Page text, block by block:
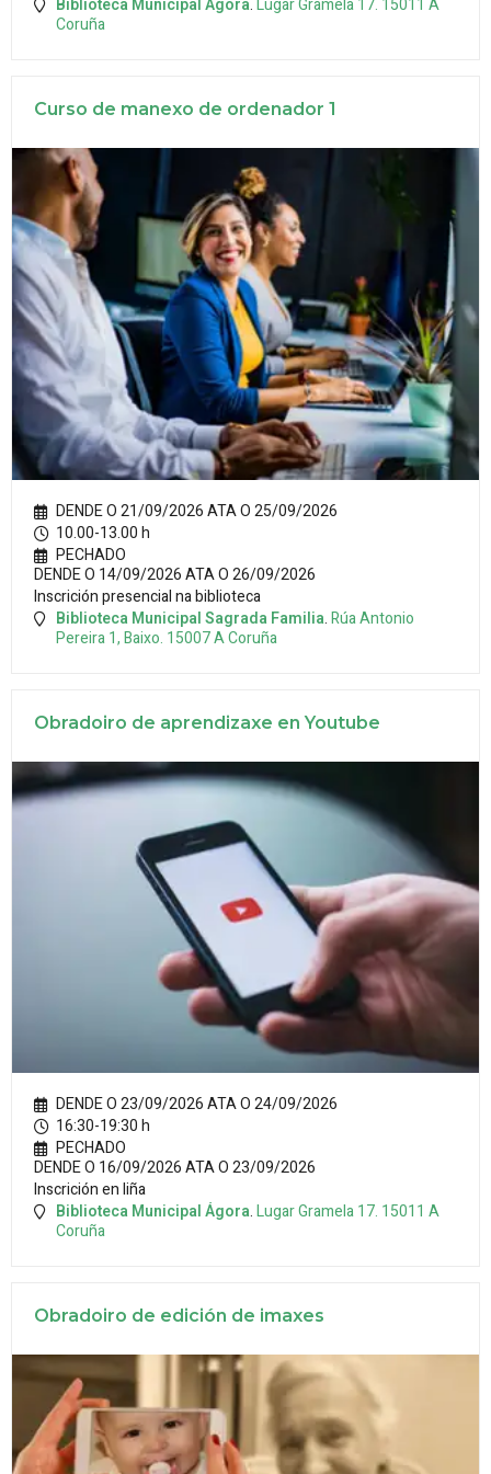
Biblioteca Municipal Ágora.Lugar Gramela 17. 15011 A
Coruña
Curso de manexo de ordenador 1
DENDE O 21/09/2026 ATA O 25/09/2026
10.00-13.00 h
PECHADO
DENDE O 14/09/2026 ATA O 26/09/2026
Inscrición presencial na biblioteca
Biblioteca Municipal Sagrada Familia.Rúa Antonio
Pereira 1, Baixo. 15007A Coruña
Obradoiro de aprendizaxe en Youtube
DENDE O 23/09/2026 ATA O 24/09/2026
16:30-19:30 h
PECHADO
DENDE O 16/09/2026 ATA O 23/09/2026
Inscrición en liña
Biblioteca Municipal Ágora.Lugar Gramela 17. 15011 A
Coruña
Obradoiro de edición de imaxes